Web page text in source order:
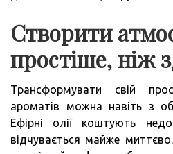
Створити
простіше, ніж
Трансформувати свій
ароматів можна навіть з
Ефірні олії коштують
відчувається майже